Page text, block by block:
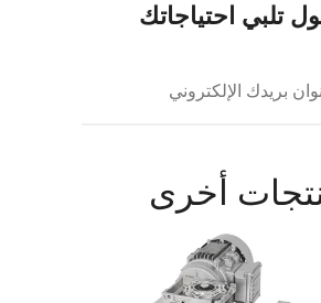
تلبي احتياجاتك
أخرى